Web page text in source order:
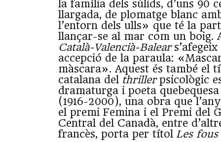
la família dels súlids, d’uns 90
llargada, de plomatge blanc
l’entorn dels ulls» que té la
llançar-se al mar com un boig.
Català-Valencià-Balear
accepció de la paraula:
màscara». Aquest és també el
catalana del thrillerpsicològic
dramaturga i poeta
(1916-2000), una obra que
el premi Femina i el Premi del
Central del Canadà, entre
francès, porta per títol Les fous